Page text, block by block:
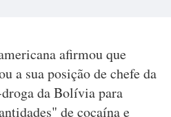
afirmou que
a sua posição de chefe da
da Bolívia para
de cocaína e